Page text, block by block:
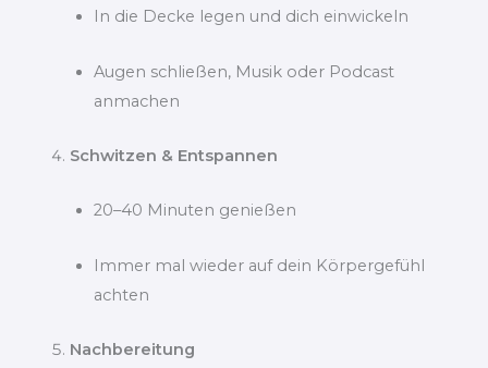
In die Decke legen und dich einwickeln
Augen schließen, Musik oder Podcast
anmachen
Schwitzen & Entspannen
20–40 Minuten genießen
Immer mal wieder auf dein Körpergefühl
achten
Nachbereitung